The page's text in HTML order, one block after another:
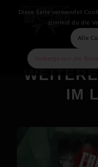
IM
Diese Seite verwendet
stimmst du die
Alle
Verberge nur die